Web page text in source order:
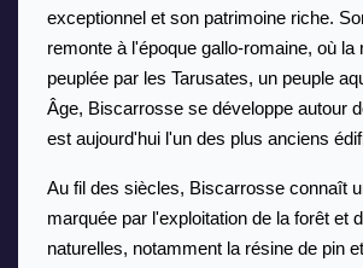
exceptionnel et son patrimoine riche.
remonte à l'époque gallo-romaine, où la
peuplée par les Tarusates, un peuple
Âge, Biscarrosse se développe autour
est aujourd'hui l'un des plus anciens
Au fil des siècles, Biscarrosse connaît
marquée par l'exploitation de la forêt et
naturelles, notamment la résine de pin